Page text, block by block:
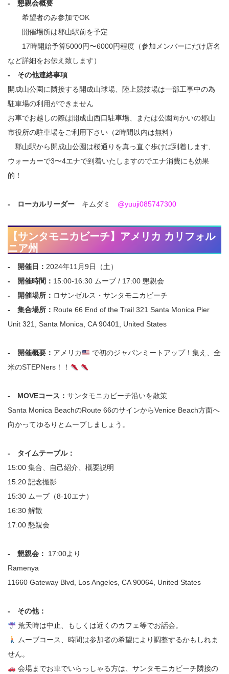
- 懇親会概要
希望者のみ参加でOK
開催場所は郡山駅前を予定
17時開始予算5000円〜6000円程度（参加メンバーにだけ店名
など詳細をお伝え致します）
- その他連絡事項
開成山公園に隣接する開成山球場、陸上競技場は一部工事中の為
駐車場の利用ができません
お車でお越しの際は開成山西口駐車場、または公園向かいの郡山
市役所の駐車場をご利用下さい（2時間以内は無料）
郡山駅から開成山公園は桜通りを真っ直ぐ歩けば到着します、
ウォーカーで3〜4エナで到着いたしますのでエナ消費にも効果
的！
- ローカルリーダー キムダミ @yuuji085747300
【サンタモニカビーチ】アメリカ カリフォル
ニア州
- 開催日： 2024年11月9日（土）
- 開催時間： 15:00-16:30 ムーブ / 17:00 懇親会
- 開催場所： ロサンゼルス・サンタモニカビーチ
- 集合場所： Route 66 End of the Trail 321 Santa Monica Pier
Unit 321, Santa Monica, CA 90401, United States
- 開催概要： アメリカ
で初のジャパンミートアップ！集え、全
米のSTEPNers！！
- MOVEコース： サンタモニカビーチ沿いを散策
Santa Monica BeachのRoute 66のサインからVenice Beach方面へ
向かってゆるりとムーブしましょう。
- タイムテーブル：
15:00 集合、自己紹介、概要説明
15:20 記念撮影
15:30 ムーブ（8‐10エナ）
16:30 解散
17:00 懇親会
- 懇親会： 17:00より
Ramenya
11660 Gateway Blvd, Los Angeles, CA 90064, United States
- その他：
荒天時は中止、もしくは近くのカフェ等でお話会。
ムーブコース、時間は参加者の希望により調整するかもしれま
せん。
会場までお車でいらっしゃる方は、サンタモニカビーチ隣接の